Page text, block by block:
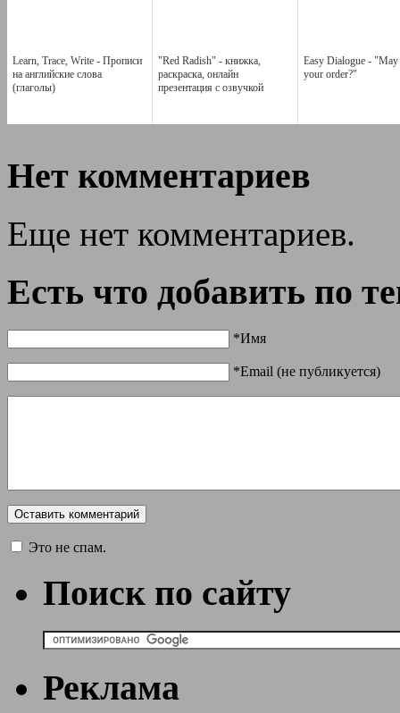
Learn, Trace, Write - Прописи
на английские слова
(глаголы)
"Red Radish" - книжка,
раскраска, онлайн
презентация с озвучкой
Easy Dialogue - "May
your order?"
Нет комментариев
Еще нет комментариев.
Есть что добавить по
*Имя
*Email (не публикуется)
Это не спам.
Поиск по сайту
Реклама